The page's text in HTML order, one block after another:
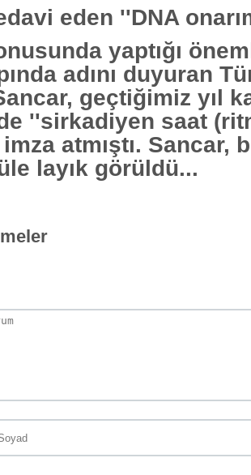
eden ''DNA
yaptığı
adını duyuran
geçtiğimiz yıl
''sirkadiyen saat
atmıştı. Sancar,
layık görüldü...